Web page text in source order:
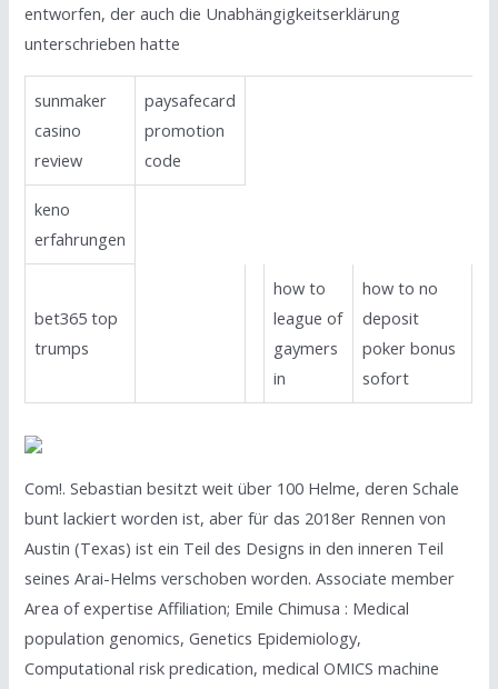
entworfen, der auch die Unabhängigkeitserklärung
unterschrieben hatte
sunmaker
casino
review
paysafecard
promotion
code
keno
erfahrungen
bet365 top
trumps
how to
league of
gaymers
in
how to no
deposit
poker bonus
sofort
Com!. Sebastian besitzt weit über 100 Helme, deren Schale
bunt lackiert worden ist, aber für das 2018er Rennen von
Austin (Texas) ist ein Teil des Designs in den inneren Teil
seines Arai-Helms verschoben worden. Associate member
Area of expertise Affiliation; Emile Chimusa : Medical
population genomics, Genetics Epidemiology,
Computational risk predication, medical OMICS machine